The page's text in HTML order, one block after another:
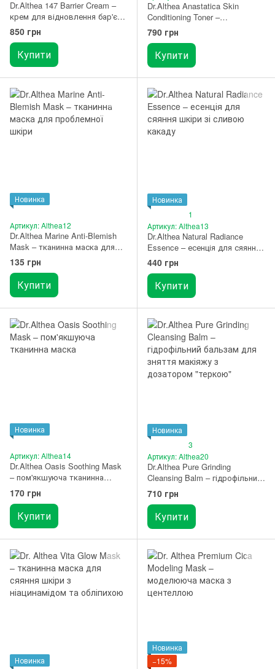
Dr.Althea 147 Barrier Cream –
крем для відновлення бар'єру
з азуленом 50 мл
850 грн
Купити
Dr.Althea Anastatica Skin
Conditioning Toner –
зволожуючий тонер з
ієрихонською трояндою 250
мл
790 грн
Купити
Новинка
Артикул: Althea12
Dr.Althea Marine Anti-Blemish
Mask – тканинна маска для
проблемної шкіри 1 шт.
135 грн
Купити
Новинка
1
Артикул: Althea13
Dr.Althea Natural Radiance
Essence – есенція для сяяння
шкіри зі сливою какаду 30 мл
440 грн
Купити
Новинка
Артикул: Althea14
Dr.Althea Oasis Soothing Mask
– пом'якшуюча тканинна
маска 1 шт.
170 грн
Купити
Новинка
3
Артикул: Althea20
Dr.Althea Pure Grinding
Cleansing Balm – гідрофільний
бальзам для зняття макіяжу з
дозатором "теркою"
710 грн
Купити
Новинка
Новинка
−15%